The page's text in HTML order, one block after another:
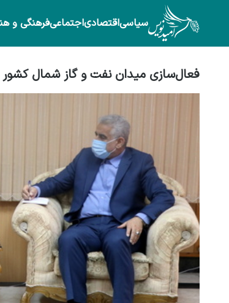
سیاسیاقتصادیاجتماعیفرهنگی و
فعال‌سازی میدان نفت و گاز شمال کشور